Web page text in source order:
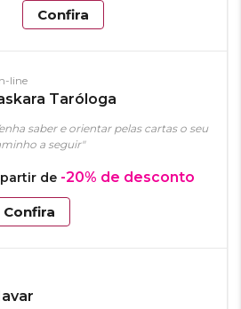
Confira
line
Taróloga
saber e orientar pelas cartas o seu
a seguir"
de -20% de desconto
Confira